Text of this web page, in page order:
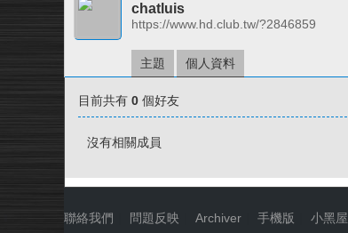
Cl
所
chatluis
https://www.hd.club.tw/?2846859
主題 個人資料
目前共有 0 個好友
沒有相關成員
聯絡我們 問題反映 Archiver 手機版 小黑屋